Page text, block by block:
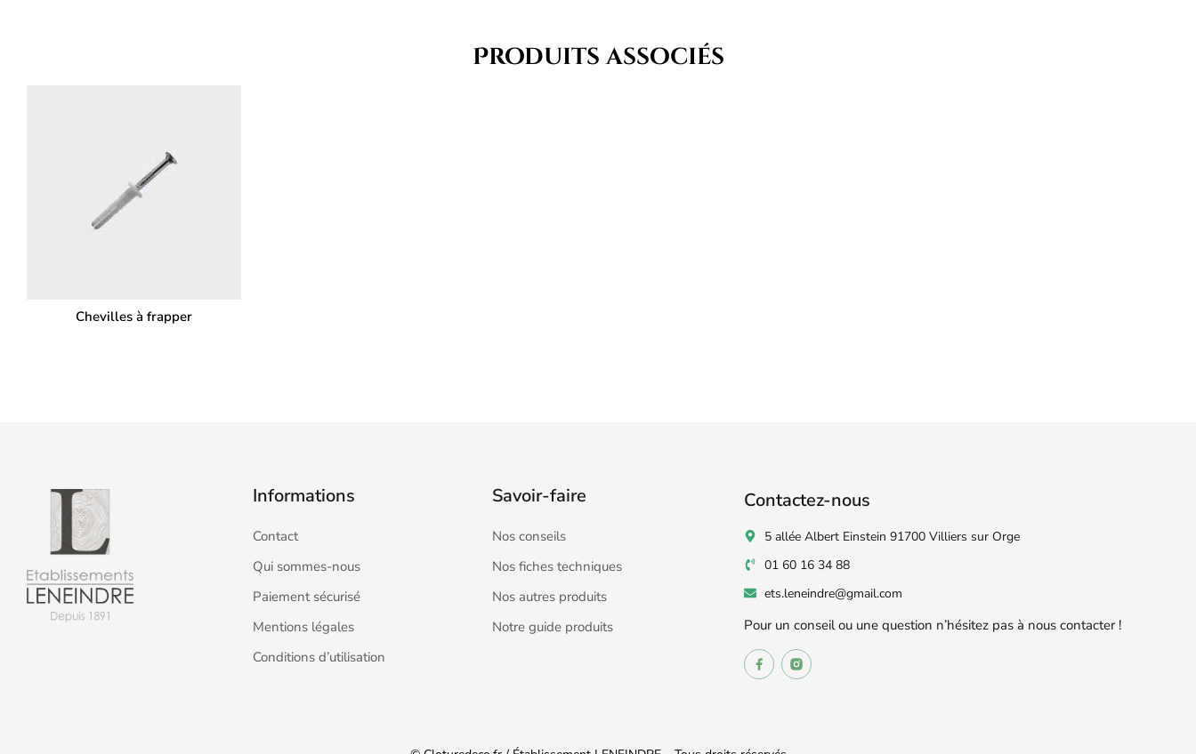
Produits associés
Chevilles à frapper
Informations
Contact
Qui sommes-nous
Paiement sécurisé
Mentions légales
Conditions d’utilisation
Savoir-faire
Nos conseils
Nos fiches techniques
Nos autres produits
Notre guide produits
Contactez-nous
5 allée Albert Einstein 91700 Villiers sur Orge
01 60 16 34 88
ets.leneindre@gmail.com
Pour un conseil ou une question n’hésitez pas à nous contacter !